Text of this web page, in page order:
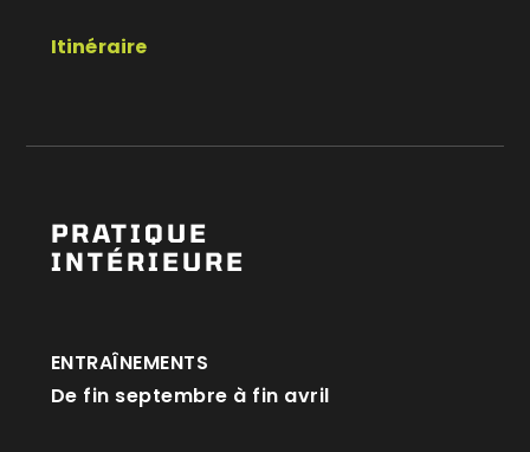
Itinéraire
PRATIQUE
INTÉRIEURE
ENTRAÎNEMENTS
De fin septembre à fin avril